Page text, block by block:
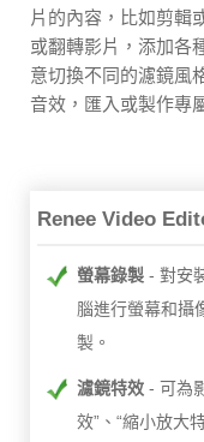
片的內容，比如剪輯
或翻轉影片，添加各
意切換不同的濾鏡風
音效，匯入或製作專
Renee Video
螢幕錄製
對安
腦進行螢幕和攝
製。
濾鏡特效
可為
效”、“縮小放大